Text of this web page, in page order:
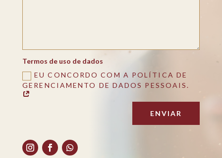
Termos de uso de dados
EU CONCORDO COM A POLÍTICA DE
GERENCIAMENTO DE DADOS PESSOAIS.
ENVIAR